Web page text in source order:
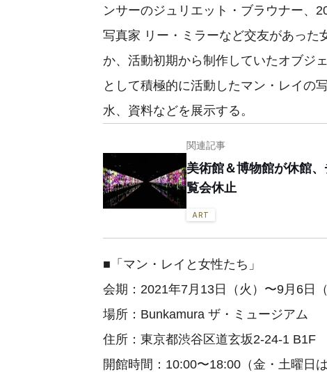
ンサーのジュリエット・ブラウナー、
写真家 リー・ミラーなど交友があった
か、活動初期から制作していたオブジ
として積極的に活動したマン・レイの
水、資料などを展示する。
関連記事
美術館＆博物館が休館
覧会休止
ART
■「マン・レイと女性たち」
会期：2021年7月13日（火）〜9月6日
場所：Bunkamura ザ・ミュージアム
住所：東京都渋谷区道玄坂2-24-1 B1F
開館時間：10:00〜18:00（金・土曜日